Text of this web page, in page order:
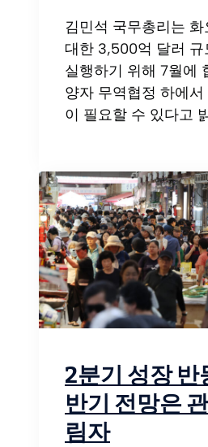
김민석 국무총리는 화
대한 3,500억 달러 규
실행하기 위해 7월에
양자 무역협정 하에
이 필요할 수 있다고
2분기 성장 반
반기 전망은
림자